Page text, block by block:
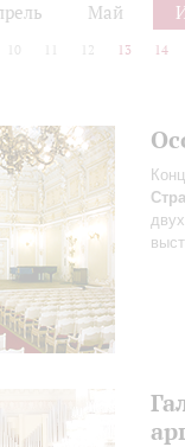
Май
10 12 13 14